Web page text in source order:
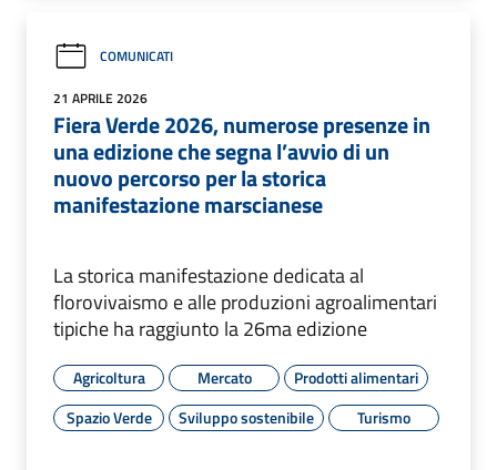
COMUNICATI
21 APRILE 2026
Fiera Verde 2026, numerose presenze in
una edizione che segna l’avvio di un
nuovo percorso per la storica
manifestazione marscianese
La storica manifestazione dedicata al
florovivaismo e alle produzioni agroalimentari
tipiche ha raggiunto la 26ma edizione
Agricoltura Mercato
Prodotti alimentari
Spazio Verde
Sviluppo sostenibile Turismo